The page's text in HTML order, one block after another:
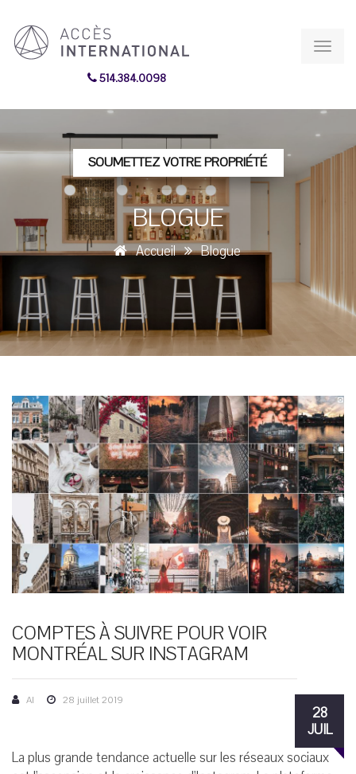
514.384.0098
SOUMETTEZ VOTRE PROPRIÉTÉ
BLOGUE
Accueil Blogue
COMPTES À SUIVRE POUR VOIR
MONTRÉAL SUR INSTAGRAM
28
JUIL
AI 28 juillet 2019
La plus grande tendance actuelle sur les réseaux sociaux